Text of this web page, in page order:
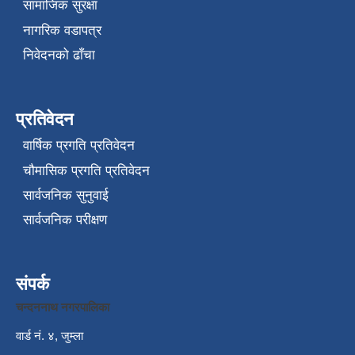
सामाजिक सुरक्षा
नागरिक वडापत्र
निवेदनको ढाँचा
प्रतिवेदन
वार्षिक प्रगति प्रतिवेदन
चौमासिक प्रगति प्रतिवेदन
सार्वजनिक सुनुवाई
सार्वजनिक परीक्षण
संपर्क
चन्दननाथ नगरपालिका
वार्ड नं. ४, जुम्ला